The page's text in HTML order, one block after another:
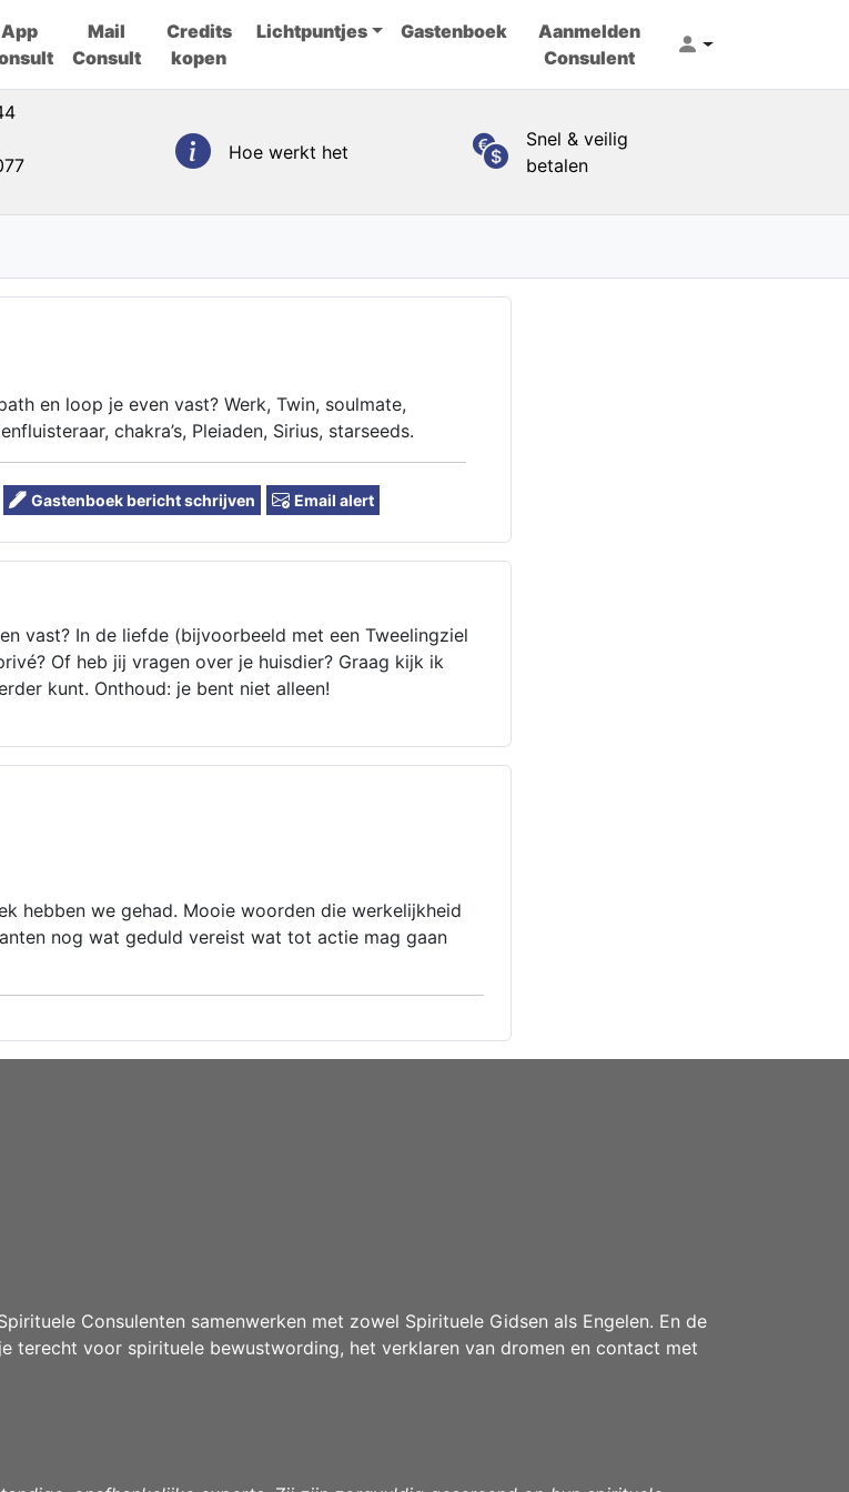
App
Mail
Consult
Credits
kopen
Lichtpuntjes Gastenboek
Aanmelden
Consulent
Hoe werkt het
Snel & veilig
betalen
en loop je even vast? Werk, Twin, soulmate,
chakra’s, Pleiaden, Sirius, starseeds.
Gastenboek bericht schrijven Email alert
vast? In de liefde (bijvoorbeeld met een Tweelingziel
Of heb jij vragen over je huisdier? Graag kijk ik
kunt. Onthoud: je bent niet alleen!
hebben we gehad. Mooie woorden die werkelijkheid
nog wat geduld vereist wat tot actie mag gaan
Consulenten samenwerken met zowel Spirituele Gidsen als Engelen. En de
terecht voor spirituele bewustwording, het verklaren van dromen en contact met